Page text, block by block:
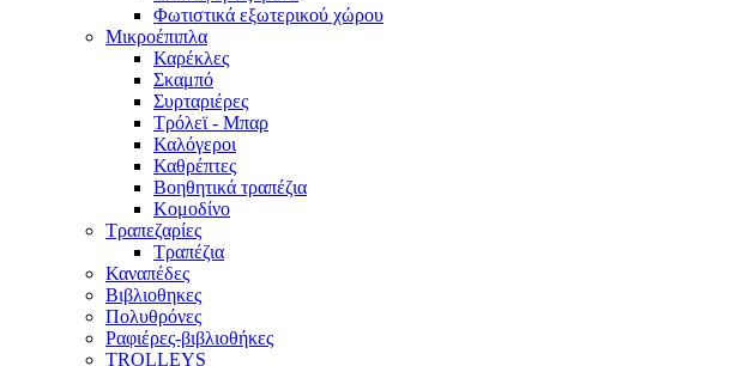
Φωτιστικά εξωτερικού χώρου
Μικροέπιπλα
Καρέκλες
Σκαμπό
Συρταριέρες
Τρόλεϊ - Μπαρ
Καλόγεροι
Καθρέπτες
Βοηθητικά τραπέζια
Κομοδίνο
Τραπεζαρίες
Τραπέζια
Καναπέδες
Βιβλιοθηκες
Πολυθρόνες
Ραφιέρες-βιβλιοθήκες
TROLLEYS